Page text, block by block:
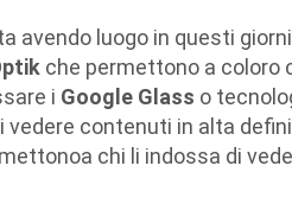
avendo luogo in questi
che permettono a coloro
i Google Glass o
contenuti in alta
chi li indossa di